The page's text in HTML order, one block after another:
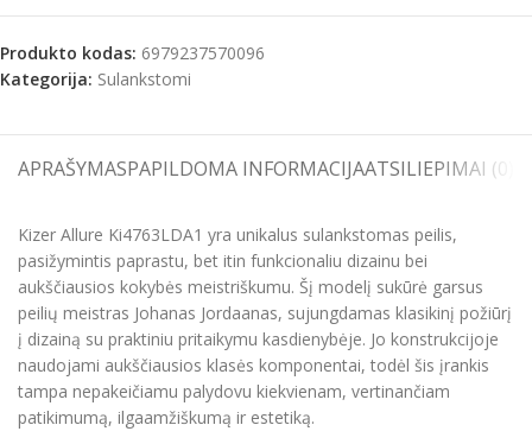
Produkto kodas: 6979237570096
Kategorija: Sulankstomi
APRAŠYMASPAPILDOMA INFORMACIJAATSILIEPIMAI (0)
Kizer Allure Ki4763LDA1 yra unikalus sulankstomas peilis,
pasižymintis paprastu, bet itin funkcionaliu dizainu bei
aukščiausios kokybės meistriškumu. Šį modelį sukūrė garsus
peilių meistras Johanas Jordaanas, sujungdamas klasikinį požiūrį
į dizainą su praktiniu pritaikymu kasdienybėje. Jo konstrukcijoje
naudojami aukščiausios klasės komponentai, todėl šis įrankis
tampa nepakeičiamu palydovu kiekvienam, vertinančiam
patikimumą, ilgaamžiškumą ir estetiką.